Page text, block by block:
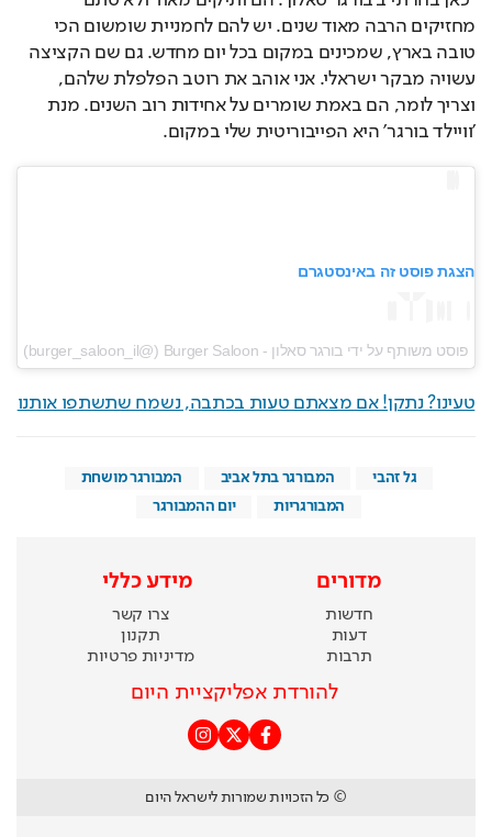
מחזיקים הרבה מאוד שנים. יש להם לחמניית שומשום הכי
טובה בארץ, שמכינים במקום בכל יום מחדש. גם שם הקציצה
עשויה מבקר ישראלי. אני אוהב את רוטב הפלפלת שלהם,
וצריך לומר, הם באמת שומרים על אחידות רוב השנים. מנת
'וויילד בורגר' היא הפייבוריטית שלי במקום.
הצגת פוסט זה באינסטגרם
פוסט משותף על ידי ‏‎בורגר סאלון - Burger Saloon‎‏ (@‏‎burger_saloon_il‎‏) ‎‏
טעינו? נתקן! אם מצאתם טעות בכתבה, נשמח שתשתפו אותנו
גל זהבי המבורגר בתל אביב
המבורגר מושחת
המבורגריות
יום ההמבורגר
מדורים
חדשות
דעות
תרבות
מידע כללי
צרו קשר
תקנון
מדיניות פרטיות
להורדת אפליקציית היום
© כל הזכויות שמורות לישראל היום